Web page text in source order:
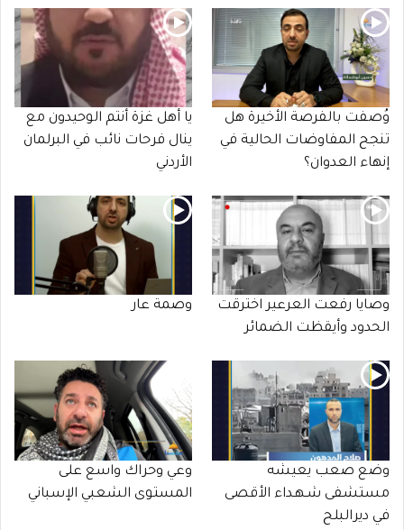
وُصفت بالفرصة الأخيرة هل
تنجح المفاوضات الحالية في
إنهاء العدوان؟
يا أهل غزة أنتم الوحيدون مع
ينال فرحات نائب في البرلمان
الأردني
وصايا رفعت العرعير اخترقت
الحدود وأيقظت الضمائر
وصمة عار
وضع صعب يعيشه
مستشفى شـهـداء الأقصى
في ديرالبلح
وعي وحراك واسع على
المستوى الشعبي الإسباني